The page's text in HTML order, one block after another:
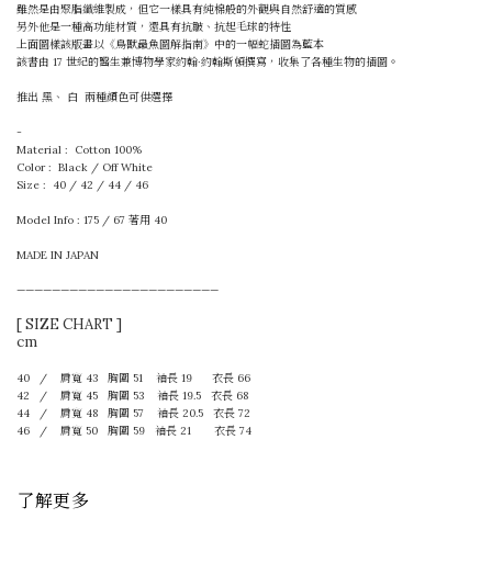
雖然是由聚脂纖維製成，但它一樣具有純棉般的外觀與自然舒適的質感
另外他是一種高功能材質，還具有抗皺、抗起毛球的特性
上面圖樣該版畫以《鳥獸蟲魚圖解指南》中的一幅蛇插圖為藍本
該書由 17 世紀的醫生兼博物學家約翰·約翰斯頓撰寫，收集了各種生物的插圖。
推出 黑、 白 兩種顏色可供選擇
-
Material : Cotton 100%
Color : Black / Off White
Size : 40 / 42 / 44 / 46
Model Info : 175 / 67 著用 40
MADE IN JAPAN
———————————————————————
[ SIZE CHART ]
cm
40 / 肩寬 43 胸圍 51 袖長 19 衣長 66
42 / 肩寬 45 胸圍 53 袖長 19.5 衣長 68
44 / 肩寬 48 胸圍 57 袖長 20.5 衣長 72
46 / 肩寬 50 胸圍 59 袖長 21 衣長 74
了解更多